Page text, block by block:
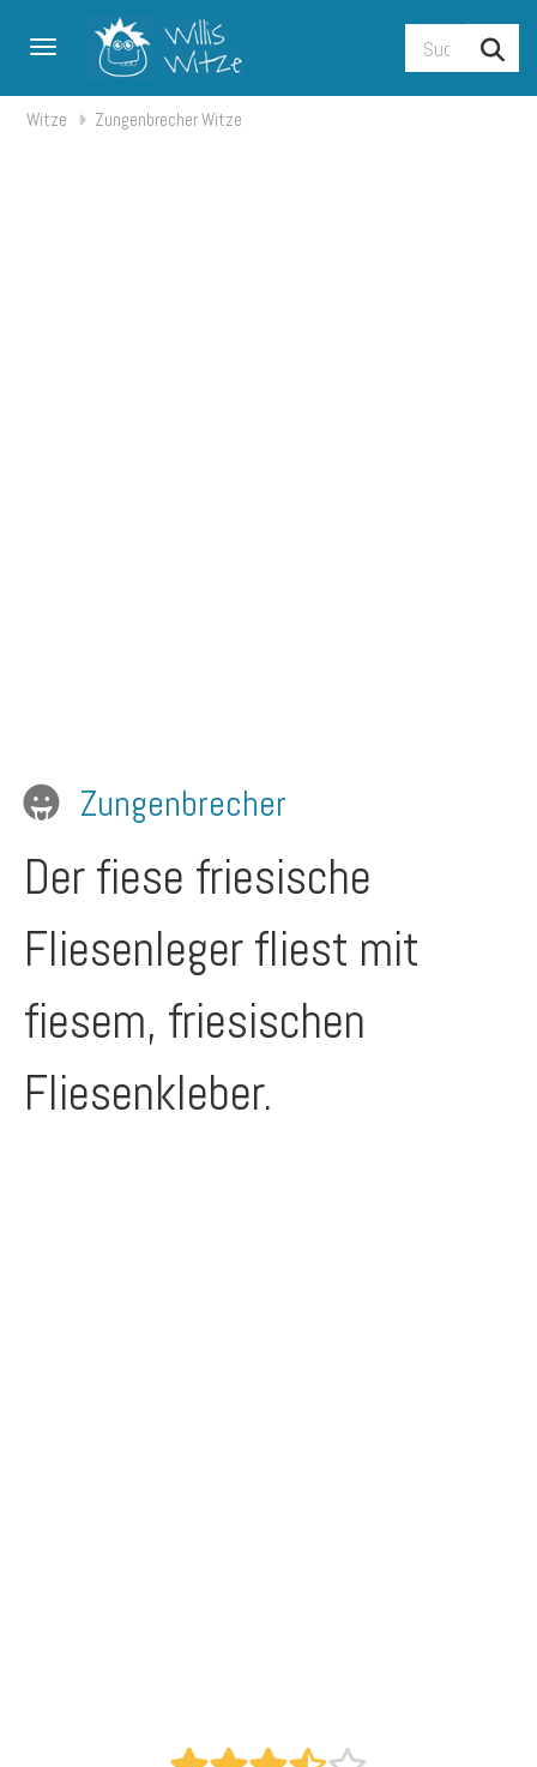
Toggle navigation
Witze Zungenbrecher Witze
Zungenbrecher
Der fiese friesische
Fliesenleger fliest mit
fiesem, friesischen
Fliesenkleber.